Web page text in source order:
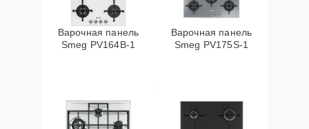
Варочная панель
Smeg PV164B-1
Варочная панель
Smeg PV175S-1